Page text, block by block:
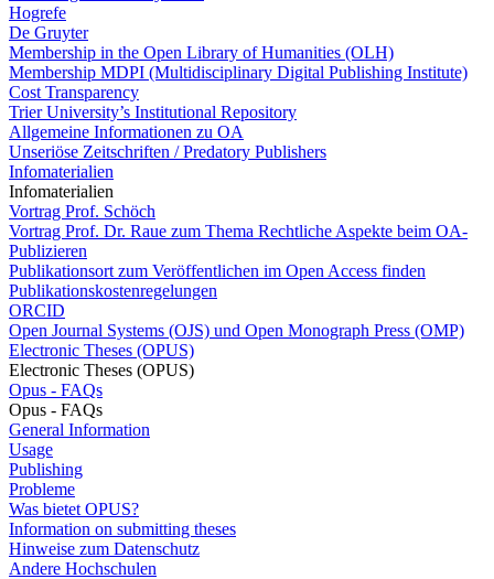
Hogrefe
De Gruyter
Membership in the Open Library of Humanities (OLH)
Membership MDPI (Multidisciplinary Digital Publishing Institute)
Cost Transparency
Trier University’s Institutional Repository
Allgemeine Informationen zu OA
Unseriöse Zeitschriften / Predatory Publishers
Infomaterialien
Infomaterialien
Vortrag Prof. Schöch
Vortrag Prof. Dr. Raue zum Thema Rechtliche Aspekte beim OA-
Publizieren
Publikationsort zum Veröffentlichen im Open Access finden
Publikationskostenregelungen
ORCID
Open Journal Systems (OJS) und Open Monograph Press (OMP)
Electronic Theses (OPUS)
Electronic Theses (OPUS)
Opus - FAQs
Opus - FAQs
General Information
Usage
Publishing
Probleme
Was bietet OPUS?
Information on submitting theses
Hinweise zum Datenschutz
Andere Hochschulen